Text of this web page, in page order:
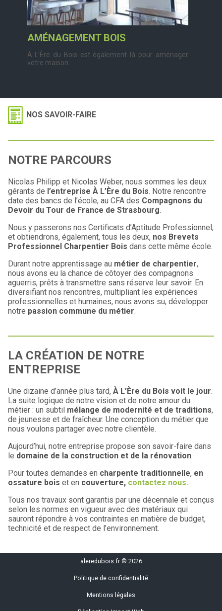
AMÉNAGEMENT BOIS
À L’Ère du Bois est également là pour aménager
votre maison.
NOS SAVOIR-FAIRE
NOTRE PARCOURS
Nicolas Philipp et Nicolas Weber, nous sommes les deux
gérants de l’entreprise À L’Ère du Bois. Notre rencontre
date des bancs de l’école, au CFA des Compagnons du
Devoir du Tour de France de Strasbourg.
Nous y passerons nos Certificats d’Aptitude Professionnel,
et obtiendrons, également, tous les deux, nos Brevets
Professionnel Charpentier Bois dans cette même école.
Durant notre apprentissage au métier de charpentier,
nous avons eu la chance de côtoyer des compagnons
aguerris, prêts à transmettre sans réserve leur savoir. En
diversifiant nos rencontres, multipliant les expériences
professionnelles et humaines, nous avons su, développer
notre passion commune du métier.
LA CRÉATION DE NOTRE
ENTREPRISE
Une dizaine d’année plus tard, À L’Ère du Bois voit le jour.
La suite logique de notre vision et de notre amour du
métier : un subtil mélange de modernité et de traditions,
de jeunesse et de fraîcheur. Une conception du métier que
nous voulons partager avec notre clientèle.
Aujourd’hui, notre entreprise propose son savoir-faire dans
le domaine de la construction et de la rénovation.
Pour toutes demandes en charpente traditionnelle, en
ossature bois et en couverture, contactez nous.
Tous nos travaux sont garantis par une décennale et conçus
selon les normes en vigueur avec des matériaux qui
sauront répondre à vos contraintes en matière de budget,
technicité et de respect de l’environnement.
aleredubois.fr © 2026
Politique de confidentialité
Mentions légales